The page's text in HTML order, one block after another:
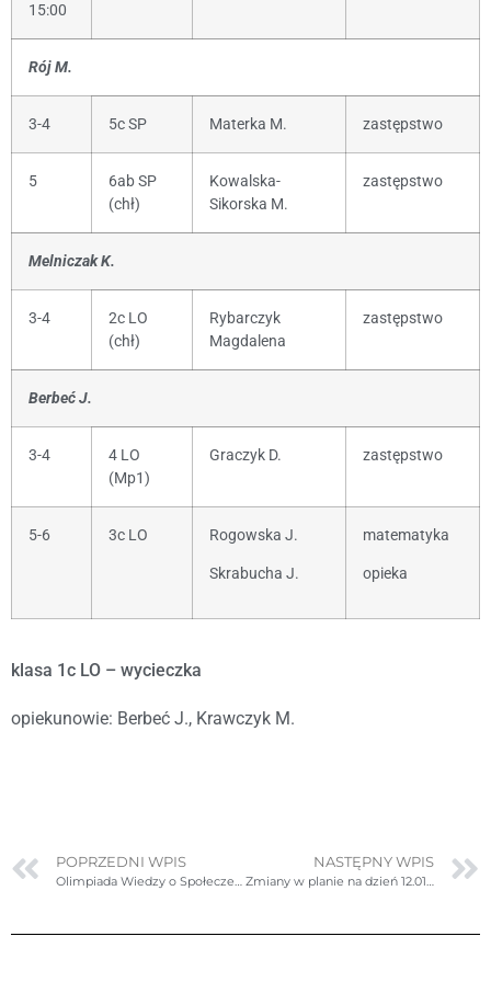
15:00
Rój M.
3-4 5c SP Materka M. zastępstwo
5
6ab SP
(chł)
Kowalska-
Sikorska M.
zastępstwo
Melniczak K.
3-4
2c LO
(chł)
Rybarczyk
Magdalena
zastępstwo
Berbeć J.
3-4
4 LO
(Mp1)
Graczyk D. zastępstwo
5-6 3c LO Rogowska J.
Skrabucha J.
matematyka
opieka
klasa 1c LO – wycieczka
opiekunowie: Berbeć J., Krawczyk M.
POPRZEDNI WPIS
Olimpiada Wiedzy o Społeczeństwie
NASTĘPNY WPIS
Zmiany w planie na dzień 12.01.2023r. czwartek